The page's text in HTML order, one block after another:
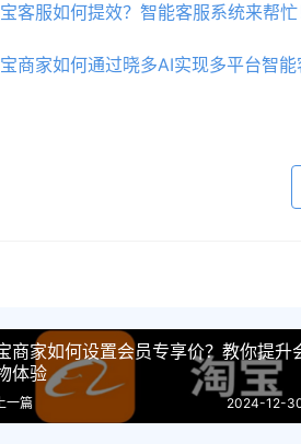
客服如何提效？智能客服系统来帮忙
商家如何通过晓多AI实现多平台智
商家如何设置会员专享价？教你提升
体验
一篇 2024-12-